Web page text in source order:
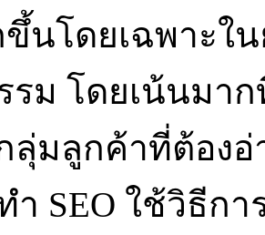
ขึ้นโดยเฉพาะใ
รม โดยเน้นมา
ลุ่มลูกค้าที่ต้อง
ำ SEO ใช้วิธีก